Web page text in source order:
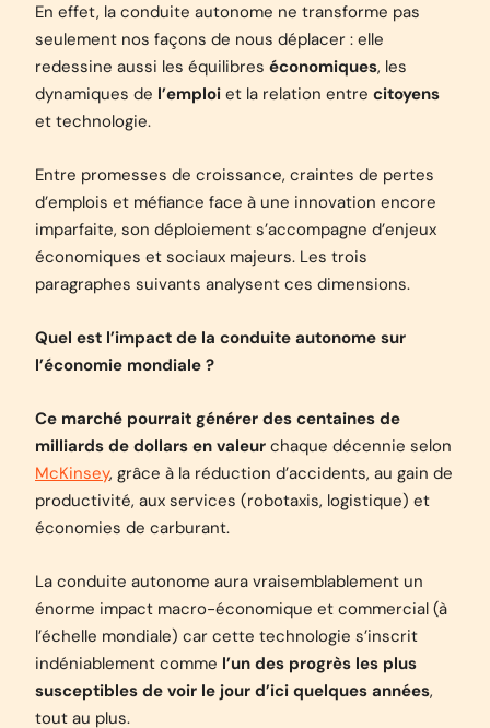
En effet, la conduite autonome ne transforme pas
seulement nos façons de nous déplacer : elle
redessine aussi les équilibres économiques, les
dynamiques de l’emploi et la relation entre citoyens
et technologie.
Entre promesses de croissance, craintes de pertes
d’emplois et méfiance face à une innovation encore
imparfaite, son déploiement s’accompagne d’enjeux
économiques et sociaux majeurs. Les trois
paragraphes suivants analysent ces dimensions.
Quel est l’impact de la conduite autonome sur
l’économie mondiale ?
Ce marché pourrait générer des centaines de
milliards de dollars en valeur chaque décennie selon
McKinsey, grâce à la réduction d’accidents, au gain de
productivité, aux services (robotaxis, logistique) et
économies de carburant.
La conduite autonome aura vraisemblablement un
énorme impact macro-économique et commercial (à
l’échelle mondiale) car cette technologie s’inscrit
indéniablement comme l’un des progrès les plus
susceptibles de voir le jour d’ici quelques années,
tout au plus.